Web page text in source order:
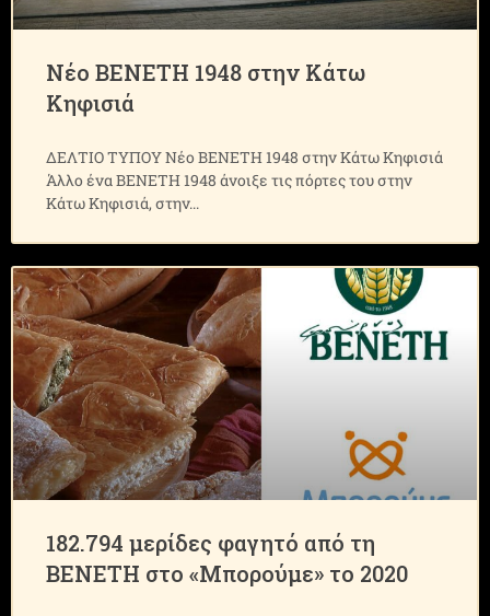
Νέο ΒΕΝΕΤΗ 1948 στην Κάτω
Κηφισιά
ΔΕΛΤΙΟ ΤΥΠΟΥ Νέο ΒΕΝΕΤΗ 1948 στην Κάτω Κηφισιά
Άλλο ένα ΒΕΝΕΤΗ 1948 άνοιξε τις πόρτες του στην
Κάτω Κηφισιά, στην
182.794 μερίδες φαγητό από τη
ΒΕΝΕΤΗ στο «Μπορούμε» το 2020